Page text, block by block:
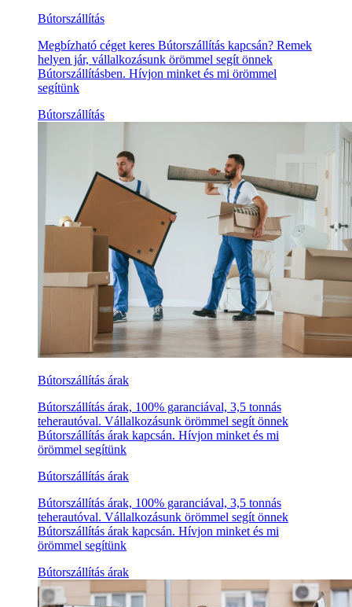
Bútorszállítás
Megbízható céget keres Bútorszállítás kapcsán? Remek
helyen jár, vállalkozásunk örömmel segít önnek
Bútorszállításben. Hívjon minket és mi örömmel
segítünk
Bútorszállítás
Bútorszállítás árak
Bútorszállítás árak, 100% garanciával, 3,5 tonnás
teherautóval. Vállalkozásunk örömmel segít önnek
Bútorszállítás árak kapcsán. Hívjon minket és mi
örömmel segítünk
Bútorszállítás árak
Bútorszállítás árak, 100% garanciával, 3,5 tonnás
teherautóval. Vállalkozásunk örömmel segít önnek
Bútorszállítás árak kapcsán. Hívjon minket és mi
örömmel segítünk
Bútorszállítás árak